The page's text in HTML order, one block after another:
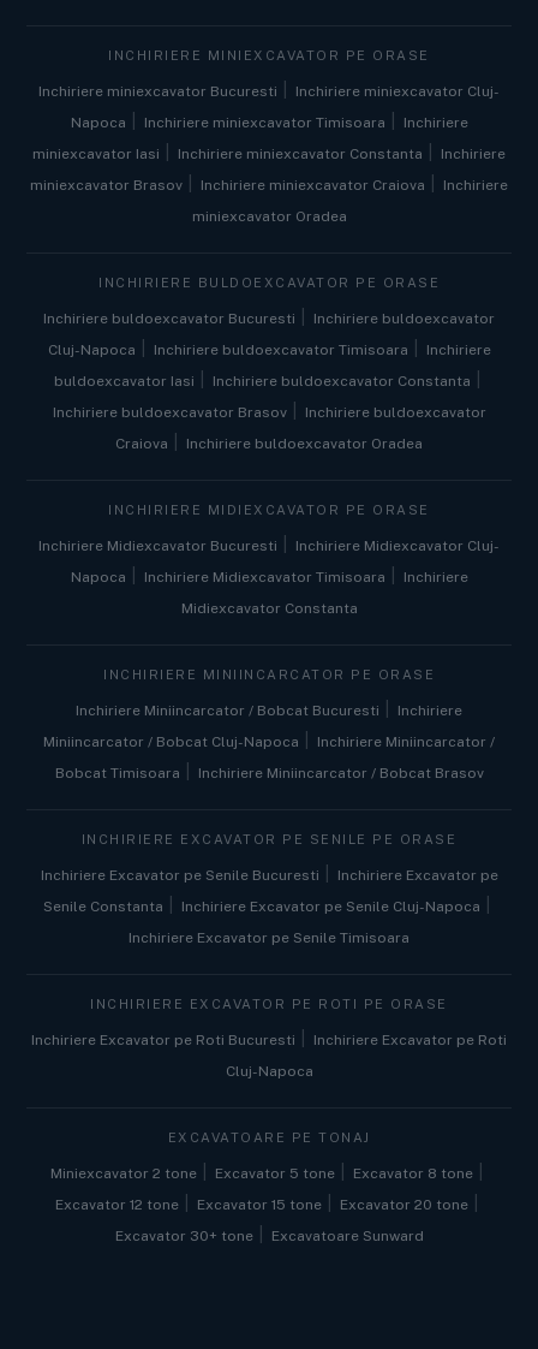
INCHIRIERE MINIEXCAVATOR PE ORASE
Inchiriere miniexcavator Bucuresti
Inchiriere miniexcavator Cluj-
Napoca
Inchiriere miniexcavator Timisoara
Inchiriere
miniexcavator Iasi
Inchiriere miniexcavator Constanta
Inchiriere
miniexcavator Brasov
Inchiriere miniexcavator Craiova
Inchiriere
miniexcavator Oradea
INCHIRIERE BULDOEXCAVATOR PE ORASE
Inchiriere buldoexcavator Bucuresti
Inchiriere buldoexcavator
Cluj-Napoca
Inchiriere buldoexcavator Timisoara
Inchiriere
buldoexcavator Iasi
Inchiriere buldoexcavator Constanta
Inchiriere buldoexcavator Brasov
Inchiriere buldoexcavator
Craiova
Inchiriere buldoexcavator Oradea
INCHIRIERE MIDIEXCAVATOR PE ORASE
Inchiriere Midiexcavator Bucuresti
Inchiriere Midiexcavator Cluj-
Napoca
Inchiriere Midiexcavator Timisoara
Inchiriere
Midiexcavator Constanta
INCHIRIERE MINIINCARCATOR PE ORASE
Inchiriere Miniincarcator / Bobcat Bucuresti
Inchiriere
Miniincarcator / Bobcat Cluj-Napoca
Inchiriere Miniincarcator /
Bobcat Timisoara
Inchiriere Miniincarcator / Bobcat Brasov
INCHIRIERE EXCAVATOR PE SENILE PE ORASE
Inchiriere Excavator pe Senile Bucuresti
Inchiriere Excavator pe
Senile Constanta
Inchiriere Excavator pe Senile Cluj-Napoca
Inchiriere Excavator pe Senile Timisoara
INCHIRIERE EXCAVATOR PE ROTI PE ORASE
Inchiriere Excavator pe Roti Bucuresti
Inchiriere Excavator pe Roti
Cluj-Napoca
EXCAVATOARE PE TONAJ
Miniexcavator 2 tone Excavator 5 tone Excavator 8 tone
Excavator 12 tone Excavator 15 tone Excavator 20 tone
Excavator 30+ tone Excavatoare Sunward